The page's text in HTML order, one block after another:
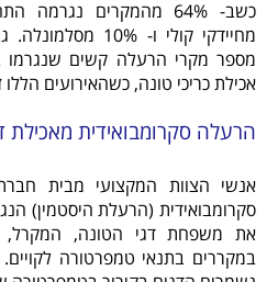
מחיידקי קולי ו-
מספר מקרי הרעלה קשים שנגרמו
אכילת כריכי טונה, כשהאירועים
הרעלה סקרומבואידית מאכילת
אנשי הצוות המקצועי מבית
סקרומבואידית (הרעלת היסטמין)
את משפחת דגי הטונה, המקרל,
במקררים בתנאי טמפרטורה לקויים.